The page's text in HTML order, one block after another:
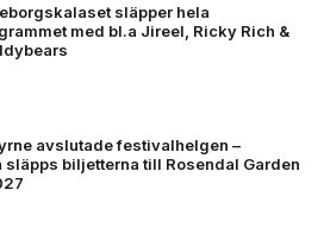
släpper hela
med bl.a Jireel, Ricky Rich &
avslutade festivalhelgen –
släpps biljetterna till Rosendal Garden